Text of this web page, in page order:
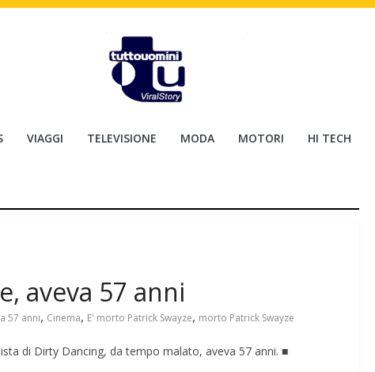
VIAGGI TELEVISIONE MODA MOTORI HI TECH
aveva 57 anni
57 anni, Cinema, E' morto Patrick Swayze, morto Patrick Swayze
di Dirty Dancing, da tempo malato, aveva 57 anni. ■